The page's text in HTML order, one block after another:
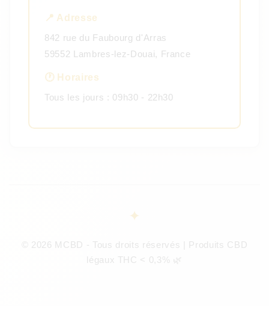
📍 Adresse
842 rue du Faubourg d'Arras
59552 Lambres-lez-Douai, France
🕐 Horaires
Tous les jours : 09h30 - 22h30
© 2026 MCBD - Tous droits réservés | Produits CBD
légaux THC < 0,3% 🌿